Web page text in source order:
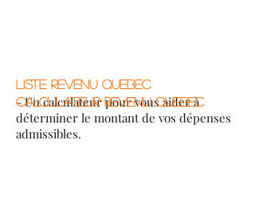
- Un calculateur pour vous aider à
déterminer le montant de vos dépenses
admissibles.
LISTE REVENU QUEBEC
CALCULATEUR REVENU QUEBEC